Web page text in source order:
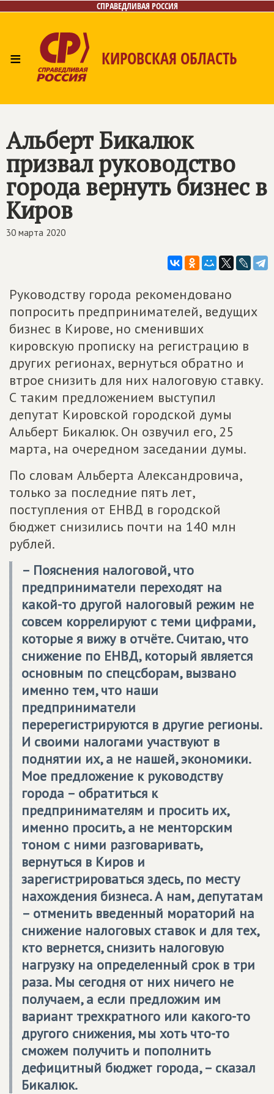
СПРАВЕДЛИВАЯ РОССИЯ
≡ КИРОВСКАЯ ОБЛАСТЬ
Альберт Бикалюк
призвал руководство
города вернуть бизнес в
Киров
30 марта 2020
Руководству города рекомендовано
попросить предпринимателей, ведущих
бизнес в Кирове, но сменивших
кировскую прописку на регистрацию в
других регионах, вернуться обратно и
втрое снизить для них налоговую ставку.
С таким предложением выступил
депутат Кировской городской думы
Альберт Бикалюк. Он озвучил его, 25
марта, на очередном заседании думы.
По словам Альберта Александровича,
только за последние пять лет,
поступления от ЕНВД в городской
бюджет снизились почти на 140 млн
рублей.
– Пояснения налоговой, что
предприниматели переходят на
какой-то другой налоговый режим не
совсем коррелируют с теми цифрами,
которые я вижу в отчёте. Считаю, что
снижение по ЕНВД, который является
основным по спецсборам, вызвано
именно тем, что наши
предприниматели
перерегистрируются в другие регионы.
И своими налогами участвуют в
поднятии их, а не нашей, экономики.
Мое предложение к руководству
города – обратиться к
предпринимателям и просить их,
именно просить, а не менторским
тоном с ними разговаривать,
вернуться в Киров и
зарегистрироваться здесь, по месту
нахождения бизнеса. А нам, депутатам
– отменить введенный мораторий на
снижение налоговых ставок и для тех,
кто вернется, снизить налоговую
нагрузку на определенный срок в три
раза. Мы сегодня от них ничего не
получаем, а если предложим им
вариант трехкратного или какого-то
другого снижения, мы хоть что-то
сможем получить и пополнить
дефицитный бюджет города, – сказал
Бикалюк.